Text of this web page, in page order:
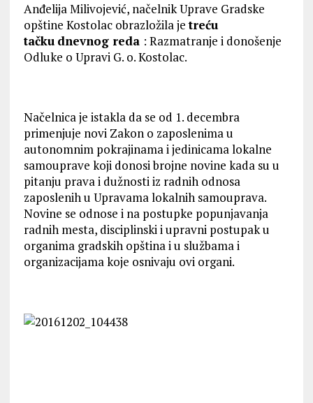
Anđelija Milivojević, načelnik Uprave Gradske
opštine Kostolac obrazložila jetreću
tačku dnevnog reda : Razmatranje i donošenje
Odluke o Upravi G. o. Kostolac.
Načelnica je istakla da se od 1. decembra
primenjuje novi Zakon o zaposlenima u
autonomnim pokrajinama i jedinicama lokalne
samouprave koji donosi brojne novine kada su u
pitanju prava i dužnosti iz radnih odnosa
zaposlenih u Upravama lokalnih samouprava.
Novine se odnose i na postupke popunjavanja
radnih mesta, disciplinski i upravni postupak u
organima gradskih opština i u službama i
organizacijama koje osnivaju ovi organi.